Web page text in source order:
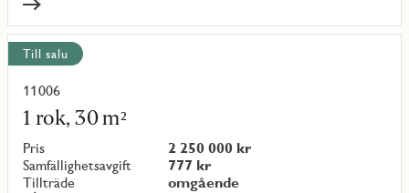
Till salu
11006
1 rok, 30 m²
Pris
2 250 000 kr
Samfällighetsavgift
777 kr
Tillträde
omgående
Läs
mer
om
objekt
{objectNumber}